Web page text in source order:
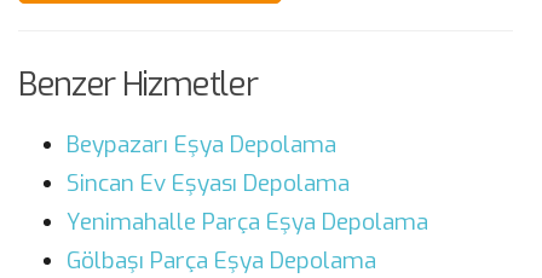
Benzer Hizmetler
Beypazarı Eşya Depolama
Sincan Ev Eşyası Depolama
Yenimahalle Parça Eşya Depolama
Gölbaşı Parça Eşya Depolama